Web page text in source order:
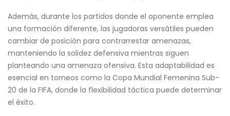
Además, durante los partidos donde el oponente emplea
una formación diferente, las jugadoras versátiles pueden
cambiar de posición para contrarrestar amenazas,
manteniendo la solidez defensiva mientras siguen
planteando una amenaza ofensiva. Esta adaptabilidad es
esencial en torneos como la Copa Mundial Femenina Sub-
20 de la FIFA, donde la flexibilidad táctica puede determinar
el éxito.